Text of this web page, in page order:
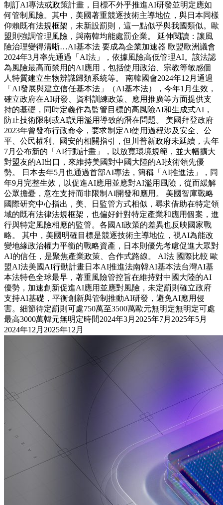
制訂AI專法或政策計畫，目標不外乎推進AI研發並明定應如
何管制風險。其中，美國著重競逐技術主導地位，與日本同樣
仰賴既有法規框架，未新設罰則，這一點似乎與我國類似。歐
盟則強調管理風險，與南韓均能處罰企業。 延伸閱讀：讓風
險治理變得清晰…AI基本法 要成為企業加速器 歐盟歐洲議會
2024年3月率先通過「AI法」，依據風險高低管理AI。該法認
為風險最高而禁用的AI應用，包括使用政治、宗教等敏感個
人特質建立生物辨識歸類系統等。 南韓國會2024年12月通過
「AI發展與建立信任基本法」（AI基本法），今年1月生效，
確立政府在AI研發、資料訓練政策、應用推廣等方面提供支
持的基礎，同時定義作為監管目標的高風險AI和生成式AI，
防止技術限制或AI誤用濫用導致的潛在問題。 美國拜登政府
2023年曾發布行政命令，要求制定AI使用過程涉及安全、公
平、公民權利、國安的相關指引，但川普新政府未延續，去年
7月公布新的「AI行動計畫」，以放寬環境規範，並大幅擴大
對盟友的AI出口，來維持美國對中國大陸的AI技術領先優
勢。 日本去年5月也通過首部AI專法，簡稱「AI推進法」，同
年9月完整生效，以促進AI應用並應對AI濫用風險，從而緩解
公眾擔憂，意在支持而非限制AI開發和應用。 美國智庫戰略
國際研究中心指出，美、日監管方式相似，尋求借助在特定領
域的既有法律法規框架，也偏好針對特定產業和應用個案，進
行與特定風險相應的監管。各國AI政策的差異也反映國家戰
略。 其中，美國明確目標是競逐技術主導地位，視AI為能改
變地緣政治權力平衡的戰略資產，日本則優先考慮促進大眾對
AI的信任，是聚焦產業政策、合作式路線。 AI法 國際比較 歐
盟AI法美國AI行動計畫日本AI推進法南韓AI基本法台灣AI基
本法特色全球最早，著重風險管控旨在維持對中國大陸的AI
優勢，加速創新促進AI應用並應對風險，未定罰則確立政府
支持AI基礎，平衡創新與管制推動AI研發，避免AI應用侵
害。細節待定罰則可處750萬至3500萬歐元無明定無明定可處
最高3000萬韓元無明定時間2024年3月2025年7月2025年5月
2024年12月2025年12月